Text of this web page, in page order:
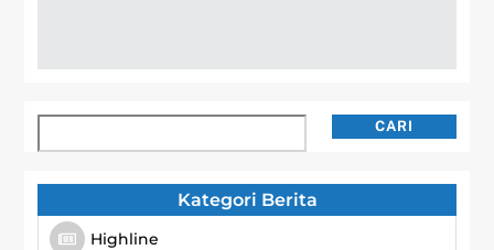
Cari CARI
Kategori Berita
Highline